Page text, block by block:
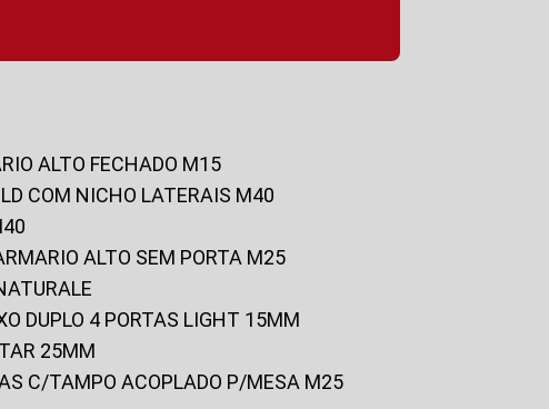
ALTO FECHADO M15
COM NICHO LATERAIS M40
ARMARIO ALTO SEM PORTA M25
DUPLO 4 PORTAS LIGHT 15MM
25MM
C/TAMPO ACOPLADO P/MESA M25